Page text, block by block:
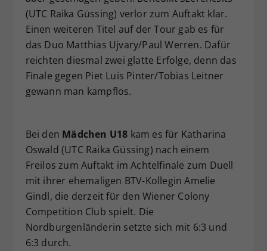
(UTC Raika Güssing) verlor zum Auftakt klar.
Einen weiteren Titel auf der Tour gab es für
das Duo Matthias Ujvary/Paul Werren. Dafür
reichten diesmal zwei glatte Erfolge, denn das
Finale gegen Piet Luis Pinter/Tobias Leitner
gewann man kampflos.
Bei den Mädchen U18 kam es für Katharina
Oswald (UTC Raika Güssing) nach einem
Freilos zum Auftakt im Achtelfinale zum Duell
mit ihrer ehemaligen BTV-Kollegin Amelie
Gindl, die derzeit für den Wiener Colony
Competition Club spielt. Die
Nordburgenländerin setzte sich mit 6:3 und
6:3 durch.